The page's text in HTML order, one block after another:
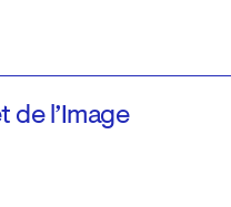
de l’Image